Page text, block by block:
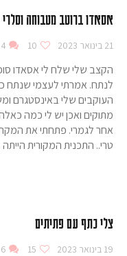
אסאדו ברוטב מטבוחה וסלרי
21 בינואר 2023 10
4
הקצב שלי שלח לי אסאדו
לנתח. אמרתי לעצמי שנתח
העוקבים שלי באינסטגרם
מתוקים ואכן יש לי כמה
אחר לגמרי. פתחתי את המקרר
טרי.. התכנית המקורית
צלי כתף עם פתיתים
19 בינואר 2023 15
6